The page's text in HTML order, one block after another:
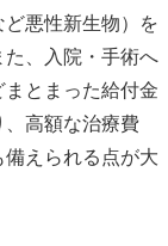
悪性新生物）を
、入院・手術へ
とまった給付金
、高額な治療費
えられる点が大